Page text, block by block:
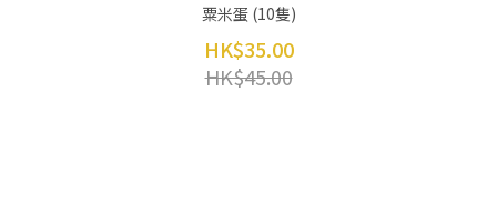
粟米蛋 (10隻)
HK$35.00
HK$45.00